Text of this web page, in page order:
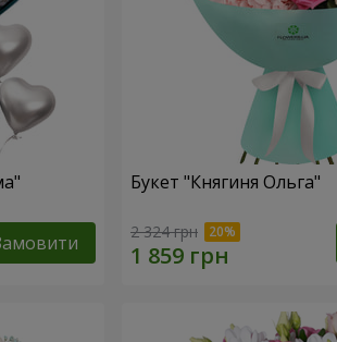
Букет "Княгиня Ольга"
2 324 грн